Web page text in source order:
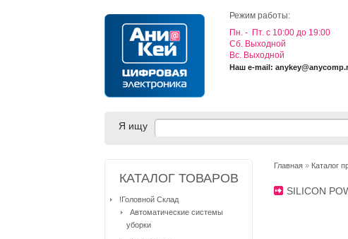
Режим работы:
Пн. - Пт. с 10:00 до 19:00
Cб. Выходной
Вс. Выходной
Наш e-mail:
Я ищу
Главная » Каталог
SILICON
КАТАЛОГ ТОВАРОВ
!Головной Склад
Автоматические системы
уборки